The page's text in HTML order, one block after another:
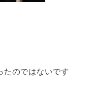
たのではないです